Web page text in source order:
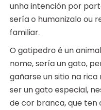
unha intención por
sería o humanizalo ou
familiar.
O gatipedro é un
nome, sería un gato,
gañarse un sitio na
ser un gato especial,
de cor branca, que ten